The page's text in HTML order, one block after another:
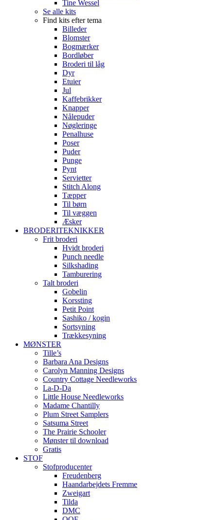
Tine Wessel
Se alle kits
Find kits efter tema
Billeder
Blomster
Bogmærker
Bordløber
Broderi til låg
Dyr
Etuier
Jul
Kaffebrikker
Knapper
Nålepuder
Nøgleringe
Penalhuse
Poser
Puder
Punge
Pynt
Servietter
Stitch Along
Tæpper
Til børn
Til væggen
Æsker
BRODERITEKNIKKER
Frit broderi
Hvidt broderi
Punch needle
Silkshading
Tamburering
Talt broderi
Gobelin
Korssting
Petit Point
Sashiko / kogin
Sortsyning
Trækkesyning
MØNSTER
Tille’s
Barbara Ana Designs
Carolyn Manning Designs
Country Cottage Needleworks
La-D-Da
Little House Needleworks
Madame Chantilly
Plum Street Samplers
Satsuma Street
The Prairie Schooler
Mønster til download
Gratis
STOF
Stofproducenter
Freudenberg
Haandarbejdets Fremme
Zweigart
Tilda
DMC